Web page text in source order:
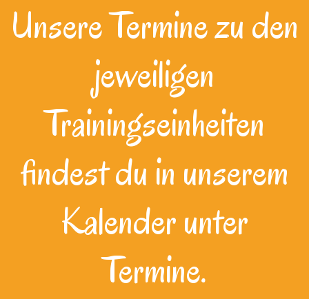
Unsere Termine zu den
jeweiligen
Trainingseinheiten
findest du in unserem
Kalender unter
Termine.